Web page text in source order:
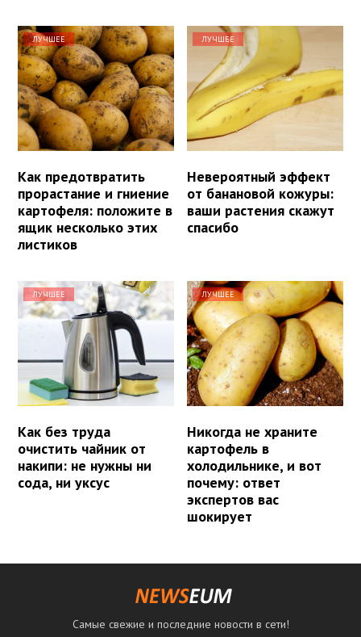
ЛУЧШЕЕ
Как предотвратить
прорастание и гниение
картофеля: положите в
ящик несколько этих
листиков
ЛУЧШЕЕ
Невероятный эффект
от банановой кожуры:
ваши растения скажут
спасибо
ЛУЧШЕЕ
Как без труда
очистить чайник от
накипи: не нужны ни
сода, ни уксус
ЛУЧШЕЕ
Никогда не храните
картофель в
холодильнике, и вот
почему: ответ
экспертов вас
шокирует
Самые свежие и последние новости в сети!